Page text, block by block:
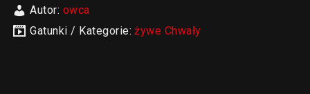
Autor: owca
Gatunki / Kategorie:żywe Chwały